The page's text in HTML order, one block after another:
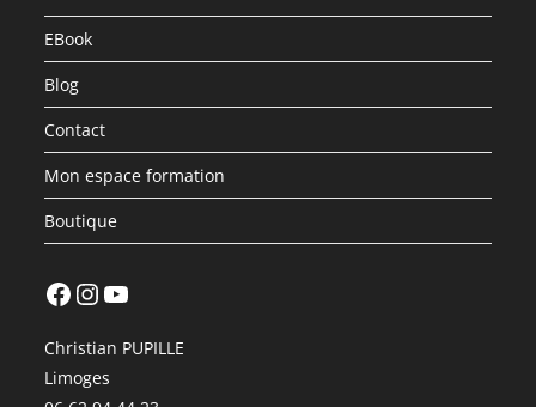
EBook
Blog
Contact
Mon espace formation
Boutique
Facebook
Instagram
YouTube
Christian PUPILLE
Limoges